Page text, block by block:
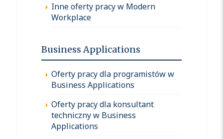
Inne oferty pracy w Modern
Workplace
Business Applications
Oferty pracy dla programistów w
Business Applications
Oferty pracy dla konsultant
techniczny w Business
Applications